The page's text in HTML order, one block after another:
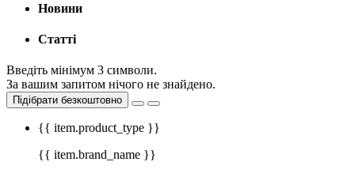
Новини
Статті
Введіть мінімум 3 символи.
За вашим запитом нічого не знайдено.
Підібрати безкоштовно
{{ item.product_type }}
{{ item.brand_name }}